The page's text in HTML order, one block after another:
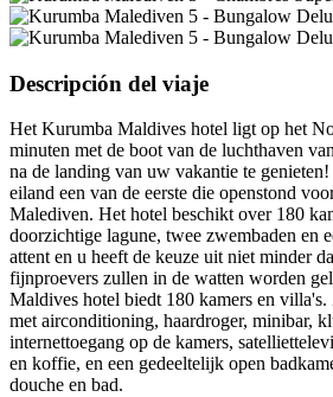
Descripción del viaje
Het Kurumba Maldives hotel ligt op het
minuten met de boot van de luchthaven
na de landing van uw vakantie te
eiland een van de eerste die openstond
Malediven. Het hotel beschikt over 180
doorzichtige lagune, twee zwembaden en
attent en u heeft de keuze uit niet minder
fijnproevers zullen in de watten worden
Maldives hotel biedt 180 kamers en
met airconditioning, haardroger, minibar,
internettoegang op de kamers,
en koffie, en een gedeeltelijk open
douche en bad.